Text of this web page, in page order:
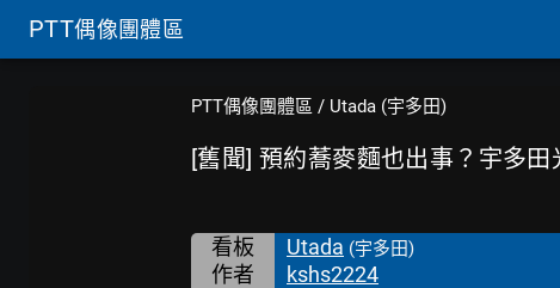
PTT偶像團體區
PTT偶像團體區 / Utada (宇多田)
[舊聞] 預約蕎麥麵也出事？宇多
看板 Utada (宇多田)
作者
kshs2224